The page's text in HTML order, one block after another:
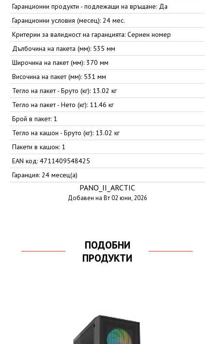
Гаранционни продукти - подлежащи на връщане: Да
Гаранционни условия (месец): 24 мес.
Критерии за валидност на гаранцията: Сериен номер
Дълбочина на пакета (мм): 535 мм
Широчина на пакет (мм): 370 мм
Височина на пакет (мм): 531 мм
Тегло на пакет - Бруто (кг): 13.02 кг
Тегло на пакет - Нето (кг): 11.46 кг
Брой в пакет: 1
Тегло на кашон - Бруто (кг): 13.02 кг
Пакети в кашон: 1
EAN код: 4711409548425
Гаранция: 24 месец(а)
PANO_II_ARCTIC
Добавен на Вт 02 юни, 2026
ПОДОБНИ
ПРОДУКТИ